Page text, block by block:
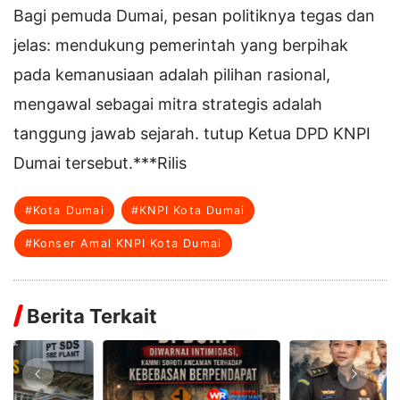
Bagi pemuda Dumai, pesan politiknya tegas dan
jelas: mendukung pemerintah yang berpihak
pada kemanusiaan adalah pilihan rasional,
mengawal sebagai mitra strategis adalah
tanggung jawab sejarah. tutup Ketua DPD KNPI
Dumai tersebut.***Rilis
#Kota Dumai #KNPI Kota Dumai
#Konser Amal KNPI Kota Dumai
Berita Terkait